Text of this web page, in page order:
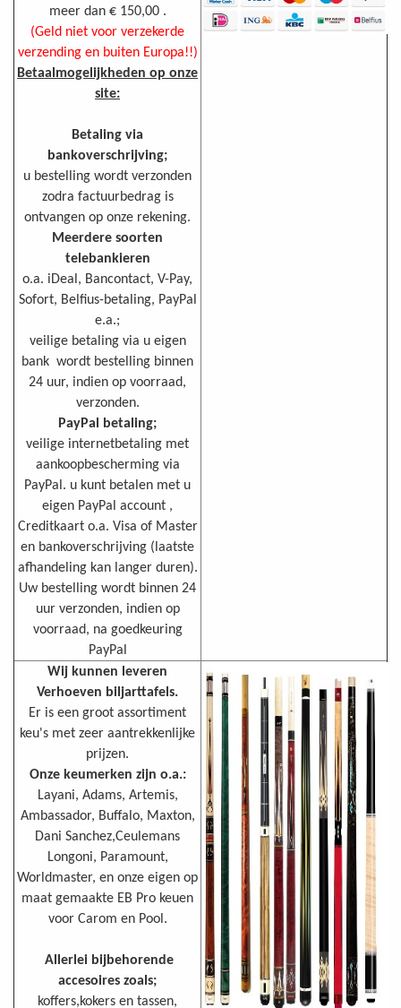
meer dan € 150,00 .
(Geld niet voor verzekerde
verzending en buiten Europa!!)
Betaalmogelijkheden op onze
site:
Betaling via
bankoverschrijving;
u bestelling wordt verzonden
zodra factuurbedrag is
ontvangen op onze rekening.
Meerdere soorten
telebankieren
o.a. iDeal, Bancontact, V-Pay,
Sofort, Belfius-betaling, PayPal
e.a.;
veilige betaling via u eigen
bank wordt bestelling binnen
24 uur, indien op voorraad,
verzonden.
PayPal betaling;
veilige internetbetaling met
aankoopbescherming via
PayPal. u kunt betalen met u
eigen PayPal account ,
Creditkaart o.a. Visa of Master
en bankoverschrijving (laatste
afhandeling kan langer duren).
Uw bestelling wordt binnen 24
uur verzonden, indien op
voorraad, na goedkeuring
PayPal
Wij kunnen leveren
Verhoeven biljarttafels.
Er is een groot assortiment
keu's met zeer aantrekkenlijke
prijzen.
Onze keumerken zijn o.a.:
Layani, Adams, Artemis,
Ambassador, Buffalo, Maxton,
Dani Sanchez,Ceulemans
Longoni, Paramount,
Worldmaster, en onze eigen op
maat gemaakte EB Pro keuen
voor Carom en Pool.
Allerlei bijbehorende
accesoires zoals;
koffers,kokers en tassen,